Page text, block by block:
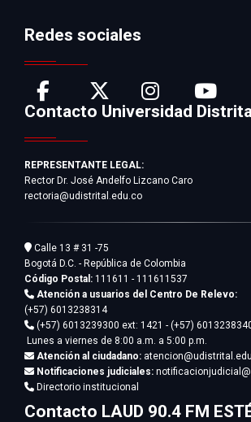
Redes sociales
Contacto Universidad
REPRESENTANTE LEGAL:
Rector Dr. José Andelfo Lizcano Caro
rectoria@udistrital.edu.co
Calle 13 # 31 -75
Bogotá D.C. - República de Colombia
Código Postal: 111611 - 111611537
Atención a usuarios del Centro De Relevo:
(+57) 6013238314
(+57) 6013239300 ext: 1421 - (+57)
Lunes a viernes de 8:00 a.m. a 5:00 p.m.
Atención al ciudadano:
Notificaciones judiciales:
Directorio institucional
Contacto LAUD 90.4 FM